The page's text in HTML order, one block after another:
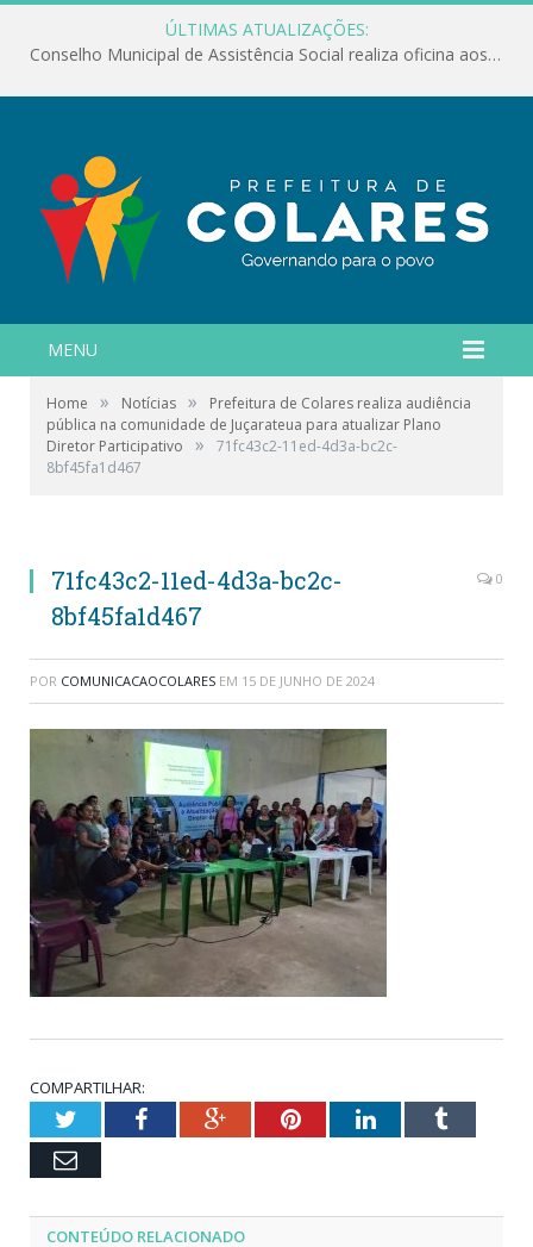
ÚLTIMAS ATUALIZAÇÕES:
Conselho Municipal de Assistência Social realiza oficina aos servidores
MENU
Home » Notícias »
Prefeitura de Colares realiza audiência
pública na comunidade de Juçarateua para atualizar Plano
Diretor Participativo
»
71fc43c2-11ed-4d3a-bc2c-
8bf45fa1d467
71fc43c2-11ed-4d3a-bc2c-
8bf45fa1d467
0
POR COMUNICACAOCOLARES EM 15 DE JUNHO DE 2024
COMPARTILHAR:
TwitterFacebookGoogle+PinterestLinkedInTumblr
Email
CONTEÚDO RELACIONADO